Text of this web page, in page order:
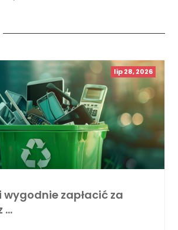
lip 28, 2026
wygodnie zapłacić za
…